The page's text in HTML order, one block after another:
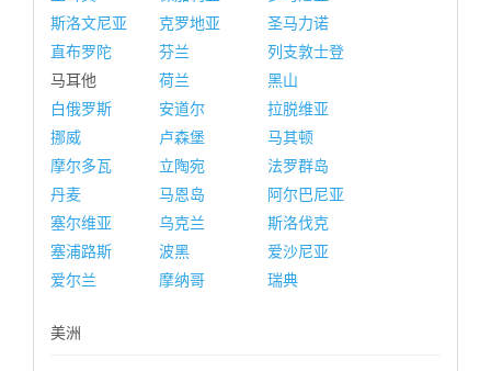
斯洛文尼亚
克罗地亚
圣马力诺
直布罗陀
芬兰
列支敦士登
马耳他
荷兰
黑山
白俄罗斯
安道尔
拉脱维亚
挪威
卢森堡
马其顿
摩尔多瓦
立陶宛
法罗群岛
丹麦
马恩岛
阿尔巴尼亚
塞尔维亚
乌克兰
斯洛伐克
塞浦路斯
波黑
爱沙尼亚
爱尔兰
摩纳哥 瑞典
美洲